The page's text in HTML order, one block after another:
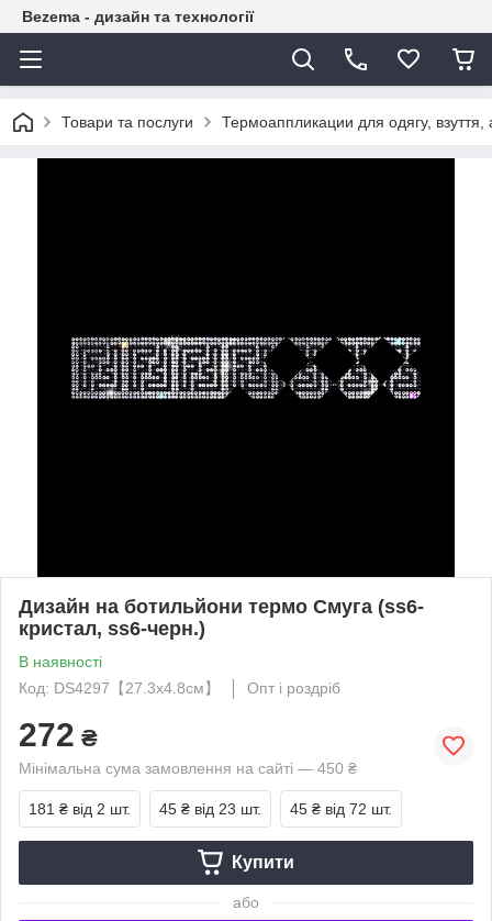
Bezema - дизайн та технології
Товари та послуги Термоаппликации для одягу, взуття,
Дизайн на ботильйони термо Смуга (ss6-
кристал, ss6-черн.)
В наявності
Код: DS4297【27.3x4.8см】
Опт і роздріб
272 ₴
Мінімальна сума замовлення на сайті — 450 ₴
181 ₴ від 2 шт. 45 ₴ від 23 шт. 45 ₴ від 72 шт.
Купити
або